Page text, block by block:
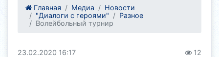
Главная Медиа
Новости
"Диалоги с героями"
Разное
Волейбольный турнир
23.02.2020 16:17 12